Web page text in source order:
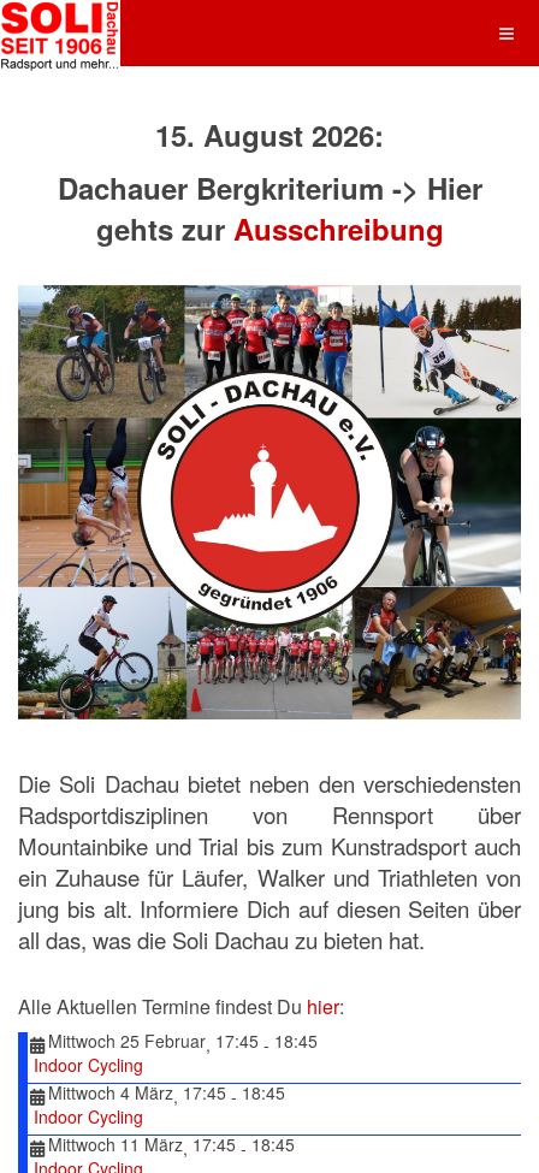
15. August 2026:
Dachauer Bergkriterium -> Hier
gehts zur Ausschreibung
Die Soli Dachau bietet neben den verschiedensten
Radsportdisziplinen von Rennsport über
Mountainbike und Trial bis zum Kunstradsport auch
ein Zuhause für Läufer, Walker und Triathleten von
jung bis alt. Informiere Dich auf diesen Seiten über
all das, was die Soli Dachau zu bieten hat.
Alle Aktuellen Termine findest Du hier:
Mittwoch 25 Februar, 17:45 - 18:45
Indoor Cycling
Mittwoch 4 März, 17:45 - 18:45
Indoor Cycling
Mittwoch 11 März, 17:45 - 18:45